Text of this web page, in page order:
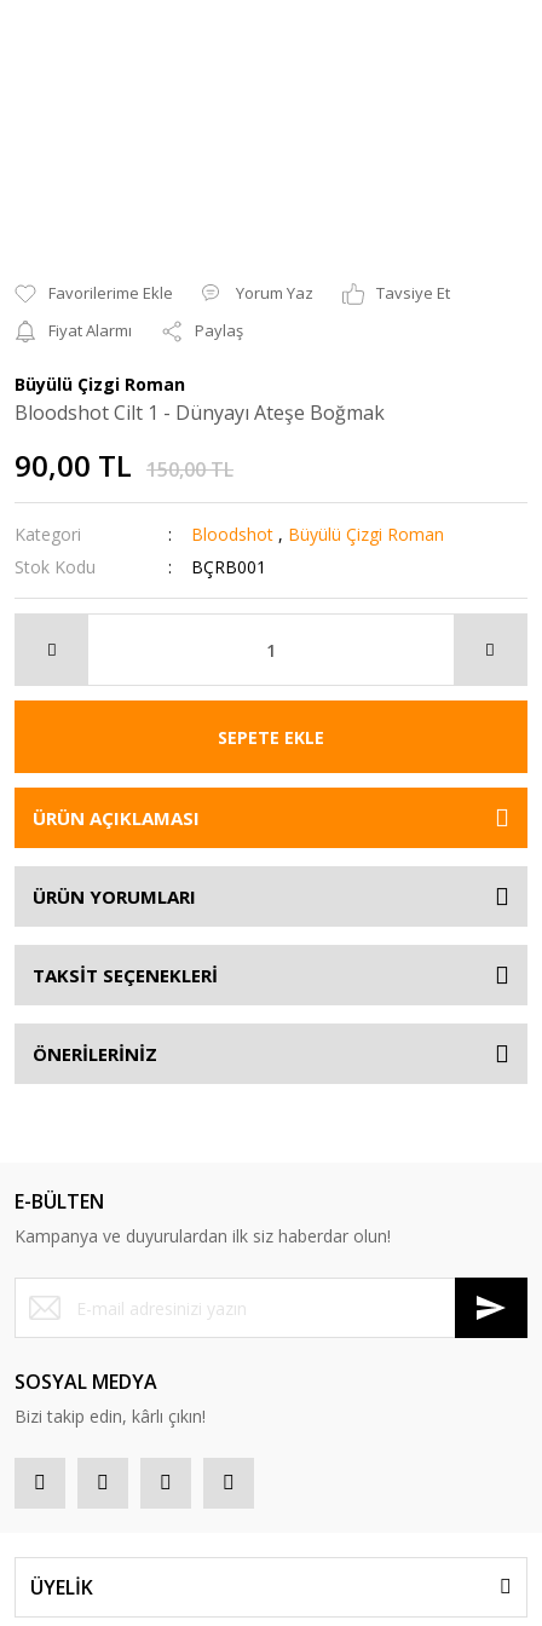
Yorum Yaz
Tavsiye Et
Fiyat Alarmı
Paylaş
Büyülü Çizgi Roman
Bloodshot Cilt 1 - Dünyayı Ateşe Boğmak
90,00 TL 150,00 TL
Kategori Bloodshot , Büyülü Çizgi Roman
Stok Kodu
BÇRB001
SEPETE EKLE
ÜRÜN AÇIKLAMASI
ÜRÜN YORUMLARI
TAKSİT SEÇENEKLERİ
ÖNERİLERİNİZ
E-BÜLTEN
Kampanya ve duyurulardan ilk siz haberdar olun!
SOSYAL MEDYA
Bizi takip edin, kârlı çıkın!
ÜYELİK